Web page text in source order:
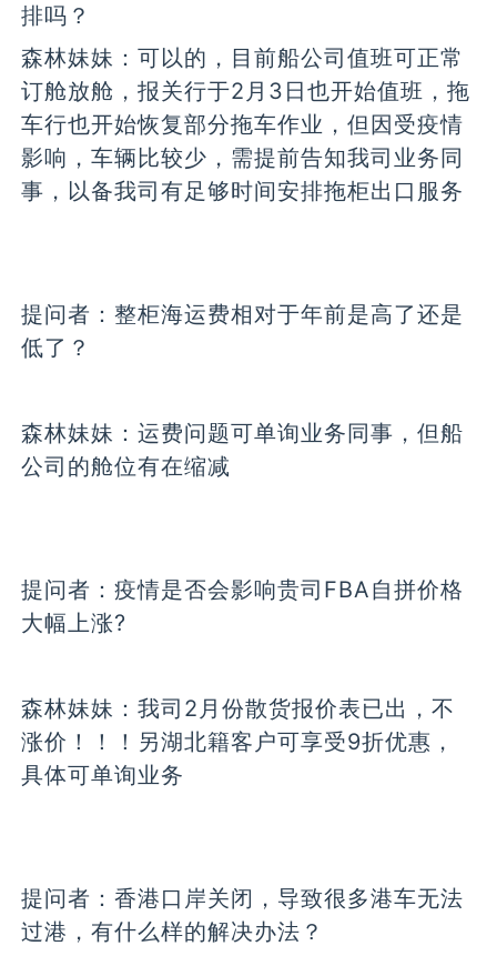
排吗？
森林妹妹：可以的，目前船公司值班可正常
订舱放舱，报关行于2月3日也开始值班，拖
车行也开始恢复部分拖车作业，但因受疫情
影响，车辆比较少，需提前告知我司业务同
事，以备我司有足够时间安排拖柜出口服务
提问者：整柜海运费相对于年前是高了还是
低了？
森林妹妹：运费问题可单询业务同事，但船
公司的舱位有在缩减
提问者：疫情是否会影响贵司FBA自拼价格
大幅上涨?
森林妹妹：我司2月份散货报价表已出，不
涨价！！！另湖北籍客户可享受9折优惠，
具体可单询业务
提问者：香港口岸关闭，导致很多港车无法
过港，有什么样的解决办法？